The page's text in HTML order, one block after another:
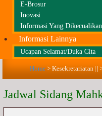
E-Brosur
Inovasi
Informasi Yang Dikecualikan
Informasi Lainnya
Ucapan Selamat/Duka Cita
Home > Kesekretariatan ||
Jadwal Sidang